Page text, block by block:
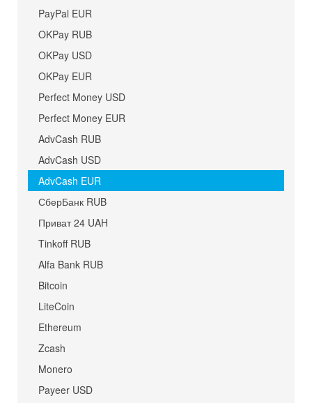
PayPal EUR
OKPay RUB
OKPay USD
OKPay EUR
Perfect Money USD
Perfect Money EUR
AdvCash RUB
AdvCash USD
AdvCash EUR
СберБанк RUB
Приват 24 UAH
Tinkoff RUB
Alfa Bank RUB
Bitcoin
LiteCoin
Ethereum
Zcash
Monero
Payeer USD